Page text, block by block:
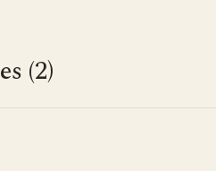
(2)